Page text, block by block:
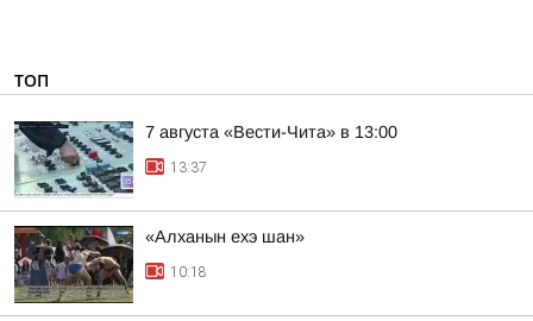
ТОП
7 августа «Вести-Чита» в 13:00
13:37
«Алханын ехэ шан»
10:18